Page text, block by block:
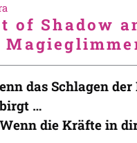
of Shadow
enn das Schlagen
birgt …
Wenn die Kräfte in